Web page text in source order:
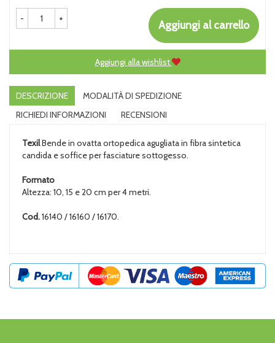
- + Aggiungi al carrello
Aggiungi alla wishlist
DESCRIZIONE
MODALITÀ DI SPEDIZIONE
RICHIEDI INFORMAZIONI
RECENSIONI
TexilBende in ovatta ortopedica agugliata in fibra sintetica
candida e soffice per fasciature sottogesso.
Formato
Altezza: 10, 15 e 20 cm per 4 metri.
Cod.16140 / 16160 / 16170.